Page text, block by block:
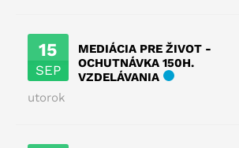
15
SEP
MEDIÁCIA PRE ŽIVOT -
OCHUTNÁVKA 150H.
VZDELÁVANIA
utorok